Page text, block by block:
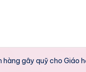
hàng gây quỹ cho Giáo